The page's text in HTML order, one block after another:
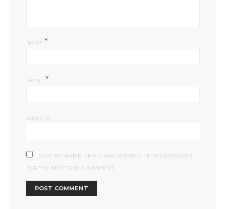
NAME*
EMAIL *
WEBSITE
SAVE MY NAME, EMAIL, AND WEBSITE IN THIS BROWSER
FOR THE NEXT TIME I COMMENT.